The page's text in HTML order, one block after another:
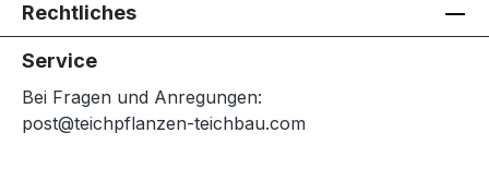
Rechtliches
Service
Bei Fragen und Anregungen:
post@teichpflanzen-teichbau.com